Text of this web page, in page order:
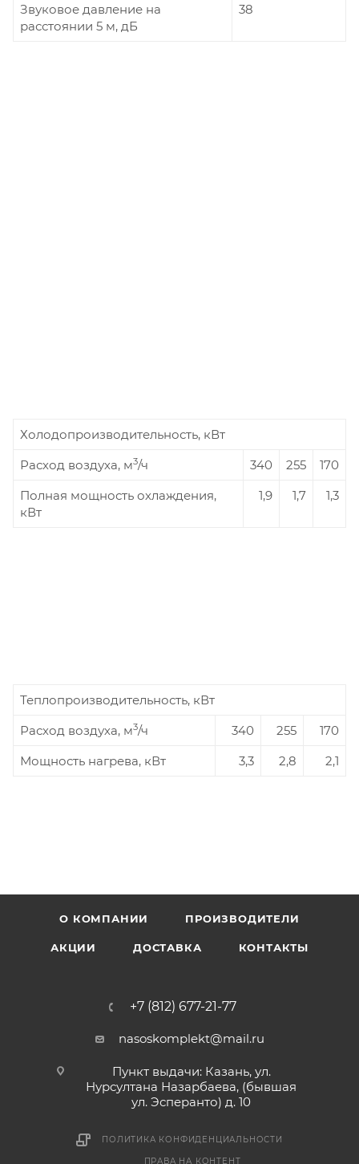
Звуковое давление на
расстоянии 5 м, дБ
38
Холодопроизводительность, кВт
Расход воздуха, м3/ч 340 255
170
Полная мощность охлаждения,
кВт
1,9 1,7 1,3
Теплопроизводительность, кВт
Расход воздуха, м3/ч 340 255
170
Мощность нагрева, кВт
3,3 2,8 2,1
О КОМПАНИИ ПРОИЗВОДИТЕЛИ
АКЦИИ ДОСТАВКА КОНТАКТЫ
+7 (812) 677-21-77
nasoskomplekt@mail.ru
Пункт выдачи: Казань, ул.
Нурсултана Назарбаева, (бывшая
ул. Эсперанто) д. 10
ПОЛИТИКА КОНФИДЕНЦИАЛЬНОСТИ
ПРАВА НА КОНТЕНТ